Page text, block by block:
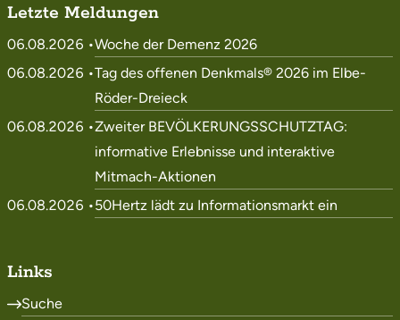
Letzte Meldungen
06.08.2026 •Woche der Demenz 2026
06.08.2026 •Tag des offenen Denkmals® 2026 im Elbe-
Röder-Dreieck
06.08.2026 •Zweiter BEVÖLKERUNGSSCHUTZTAG:
informative Erlebnisse und interaktive
Mitmach-Aktionen
06.08.2026 •50Hertz lädt zu Informationsmarkt ein
Links
Suche